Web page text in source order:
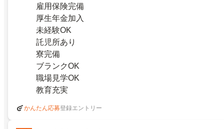
雇用保険完備
厚生年金加入
未経験OK
託児所あり
寮完備
ブランクOK
職場見学OK
教育充実
かんたん応募登録エントリー